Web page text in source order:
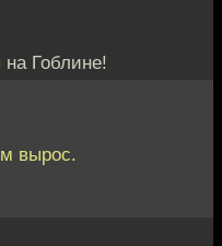
на Гоблине!
вырос.